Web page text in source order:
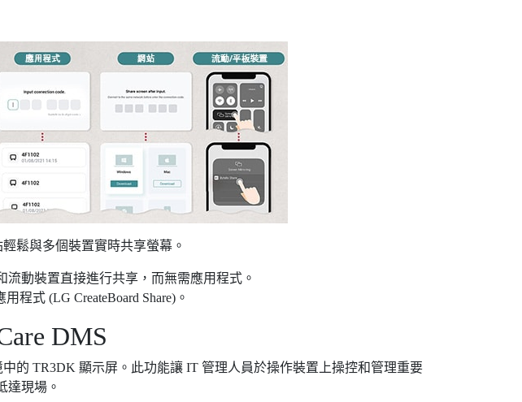
鬆與多個裝置實時共享螢幕。
動裝置直接進行共享，而無需應用程式。
程式 (LG CreateBoard Share)。
DMS
的 TR3DK 顯示屏。此功能讓 IT 管理人員於操作裝置上操控和管理重要
達現場。